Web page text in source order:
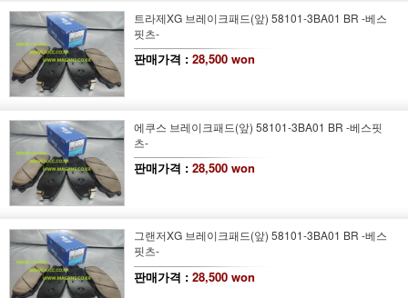
트라제XG 브레이크패드(앞) 58101-3BA01 BR -베스
핏츠-
판매가격 : 28,500 won
에쿠스 브레이크패드(앞) 58101-3BA01 BR -베스핏
츠-
판매가격 : 28,500 won
그랜저XG 브레이크패드(앞) 58101-3BA01 BR -베스
핏츠-
판매가격 : 28,500 won